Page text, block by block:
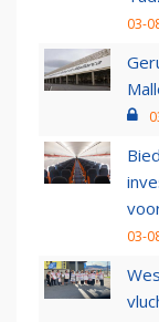
03-
03-